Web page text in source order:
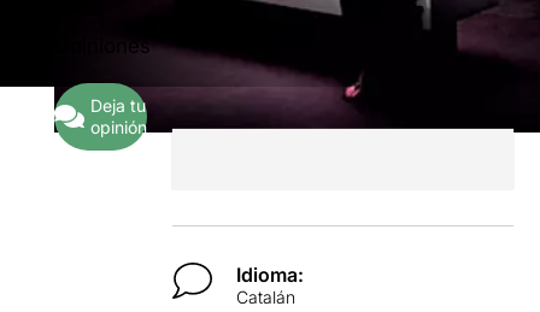
Opiniones
Deja tu
opinión
Idioma:
Catalán